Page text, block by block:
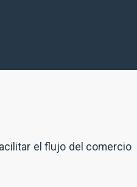
el flujo del comercio